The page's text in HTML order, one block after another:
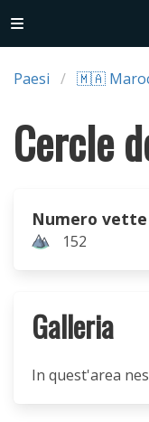
Paesi 🇲🇦
Cercle
Numero vette
152
Galleria
In quest'area